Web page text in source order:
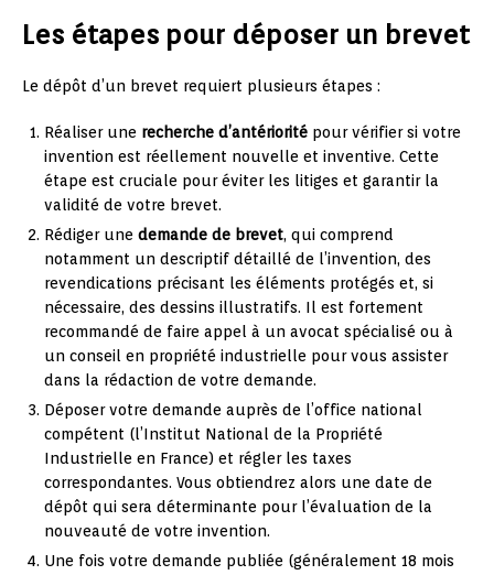
Les étapes pour déposer un brevet
Le dépôt d’un brevet requiert plusieurs étapes :
Réaliser une recherche d’antériorité pour vérifier si votre
invention est réellement nouvelle et inventive. Cette
étape est cruciale pour éviter les litiges et garantir la
validité de votre brevet.
Rédiger une demande de brevet, qui comprend
notamment un descriptif détaillé de l’invention, des
revendications précisant les éléments protégés et, si
nécessaire, des dessins illustratifs. Il est fortement
recommandé de faire appel à un avocat spécialisé ou à
un conseil en propriété industrielle pour vous assister
dans la rédaction de votre demande.
Déposer votre demande auprès de l’office national
compétent (l’Institut National de la Propriété
Industrielle en France) et régler les taxes
correspondantes. Vous obtiendrez alors une date de
dépôt qui sera déterminante pour l’évaluation de la
nouveauté de votre invention.
Une fois votre demande publiée (généralement 18 mois